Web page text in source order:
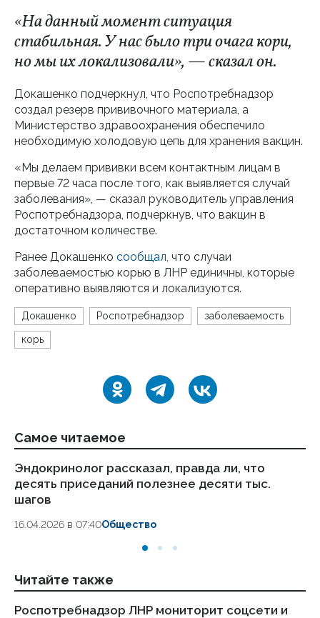
«На данный момент ситуация
стабильная. У нас было три очага кори,
но мы их локализовали», — сказал он.
Докашенко подчеркнул, что Роспотребнадзор
создал резерв прививочного материала, а
Министерство здравоохранения обеспечило
необходимую холодовую цепь для хранения вакцин.
«Мы делаем прививки всем контактным лицам в
первые 72 часа после того, как выявляется случай
заболевания», — сказал руководитель управления
Роспотребнадзора, подчеркнув, что вакцин в
достаточном количестве.
Ранее Докашенко сообщал, что случаи
заболеваемостью корью в ЛНР единичны, которые
оперативно выявляются и локализуются.
Докашенко Роспотребнадзор заболеваемость
корь
Самое читаемое
Эндокринолог рассказал, правда ли, что
десять приседаний полезнее десяти тыс.
шагов
16.04.2026 в 07:40Общество
Читайте также
Роспотребнадзор ЛНР мониторит соцсети и